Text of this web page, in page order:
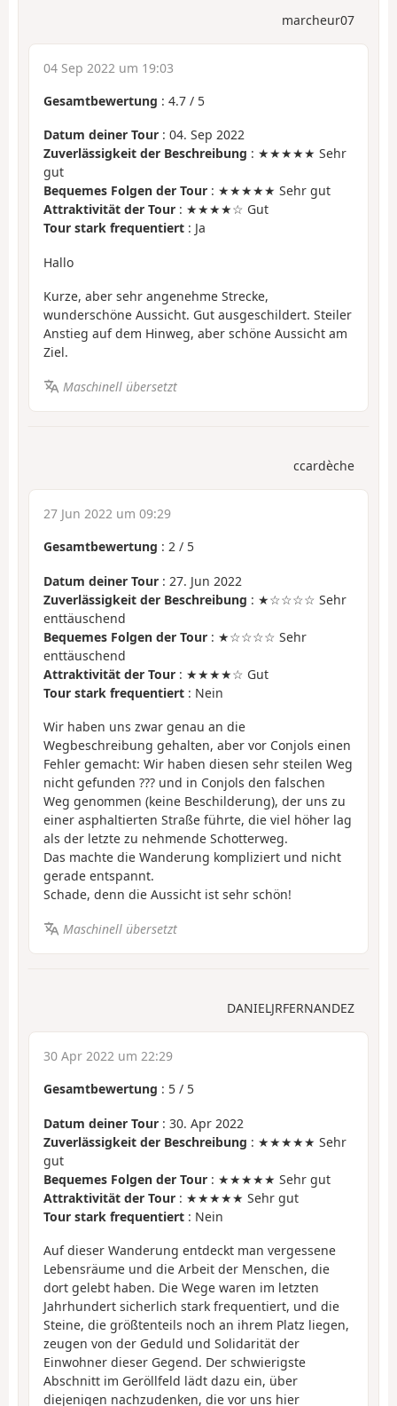
marcheur07
04 Sep 2022 um 19:03
Gesamtbewertung : 4.7 / 5
Datum deiner Tour : 04. Sep 2022
Zuverlässigkeit der Beschreibung : ★★★★★ Sehr
gut
Bequemes Folgen der Tour : ★★★★★ Sehr gut
Attraktivität der Tour : ★★★★☆ Gut
Tour stark frequentiert : Ja
Hallo
Kurze, aber sehr angenehme Strecke,
wunderschöne Aussicht. Gut ausgeschildert. Steiler
Anstieg auf dem Hinweg, aber schöne Aussicht am
Ziel.
Maschinell übersetzt
ccardèche
27 Jun 2022 um 09:29
Gesamtbewertung : 2 / 5
Datum deiner Tour : 27. Jun 2022
Zuverlässigkeit der Beschreibung : ★☆☆☆☆ Sehr
enttäuschend
Bequemes Folgen der Tour : ★☆☆☆☆ Sehr
enttäuschend
Attraktivität der Tour : ★★★★☆ Gut
Tour stark frequentiert : Nein
Wir haben uns zwar genau an die
Wegbeschreibung gehalten, aber vor Conjols einen
Fehler gemacht: Wir haben diesen sehr steilen Weg
nicht gefunden ??? und in Conjols den falschen
Weg genommen (keine Beschilderung), der uns zu
einer asphaltierten Straße führte, die viel höher lag
als der letzte zu nehmende Schotterweg.
Das machte die Wanderung kompliziert und nicht
gerade entspannt.
Schade, denn die Aussicht ist sehr schön!
Maschinell übersetzt
DANIELJRFERNANDEZ
30 Apr 2022 um 22:29
Gesamtbewertung : 5 / 5
Datum deiner Tour : 30. Apr 2022
Zuverlässigkeit der Beschreibung : ★★★★★ Sehr
gut
Bequemes Folgen der Tour : ★★★★★ Sehr gut
Attraktivität der Tour : ★★★★★ Sehr gut
Tour stark frequentiert : Nein
Auf dieser Wanderung entdeckt man vergessene
Lebensräume und die Arbeit der Menschen, die
dort gelebt haben. Die Wege waren im letzten
Jahrhundert sicherlich stark frequentiert, und die
Steine, die größtenteils noch an ihrem Platz liegen,
zeugen von der Geduld und Solidarität der
Einwohner dieser Gegend. Der schwierigste
Abschnitt im Geröllfeld lädt dazu ein, über
diejenigen nachzudenken, die vor uns hier